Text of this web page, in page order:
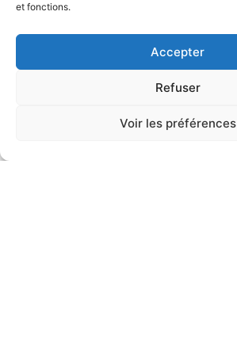
et fonctions.
Accepter
Refuser
Voir les préférences